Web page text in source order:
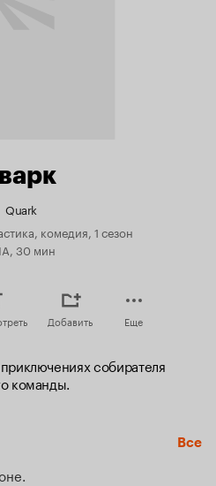
Quark
комедия, 1 сезон
30 мин
Добавить Еще
собирателя
команды.
Все